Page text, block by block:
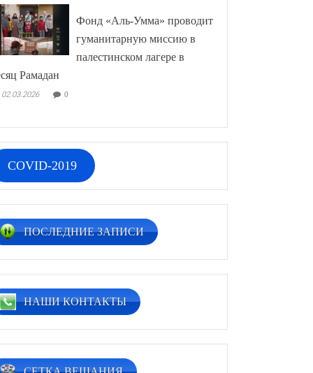
Фонд «Аль-Умма» проводит
гуманитарную миссию в
палестинском лагере в
Рамадан
02.03.2026 0
COVID-2019
ПОСЛЕДНИЕ ЗАПИСИ
НАШИ КОНТАКТЫ